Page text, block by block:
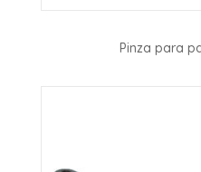
Pinza para